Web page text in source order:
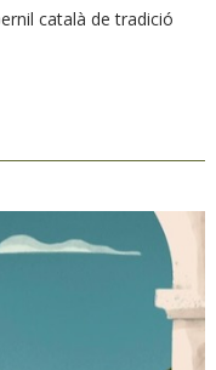
català de tradició